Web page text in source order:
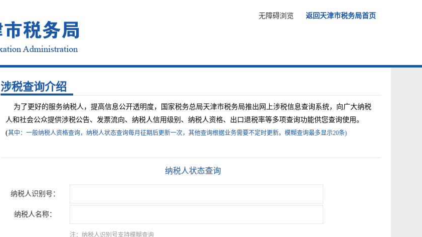
无障碍浏览 返回天津市税务局首页
涉税查询介绍
为了更好的服务纳税人，提高信息公开透明度，国家税务总局天津市税务局推出网上涉税信息查询系统，向广大纳税
人和社会公众提供涉税公告、发票流向、纳税人信用级别、纳税人资格、出口退税率等多项查询功能供您查询使用。
(其中：一般纳税人资格查询，纳税人状态查询每月征期后更新一次，其他查询根据业务需要不定时更新。模糊查询最多显示20条)